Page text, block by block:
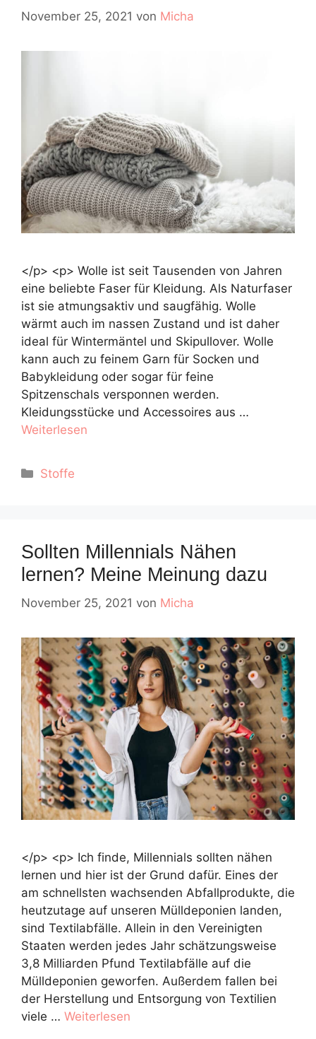
November 25, 2021 von Micha
</p> <p> Wolle ist seit Tausenden von Jahren
eine beliebte Faser für Kleidung. Als Naturfaser
ist sie atmungsaktiv und saugfähig. Wolle
wärmt auch im nassen Zustand und ist daher
ideal für Wintermäntel und Skipullover. Wolle
kann auch zu feinem Garn für Socken und
Babykleidung oder sogar für feine
Spitzenschals versponnen werden.
Kleidungsstücke und Accessoires aus …
Weiterlesen
Kategorien
Stoffe
Sollten Millennials Nähen
lernen? Meine Meinung dazu
November 25, 2021 von Micha
</p> <p> Ich finde, Millennials sollten nähen
lernen und hier ist der Grund dafür. Eines der
am schnellsten wachsenden Abfallprodukte, die
heutzutage auf unseren Mülldeponien landen,
sind Textilabfälle. Allein in den Vereinigten
Staaten werden jedes Jahr schätzungsweise
3,8 Milliarden Pfund Textilabfälle auf die
Mülldeponien geworfen. Außerdem fallen bei
der Herstellung und Entsorgung von Textilien
viele … Weiterlesen